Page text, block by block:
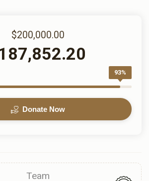
$200,000.00
93%
Donate Now
Team